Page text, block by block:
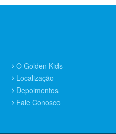
O Golden Kids
Localização
Depoimentos
Fale Conosco